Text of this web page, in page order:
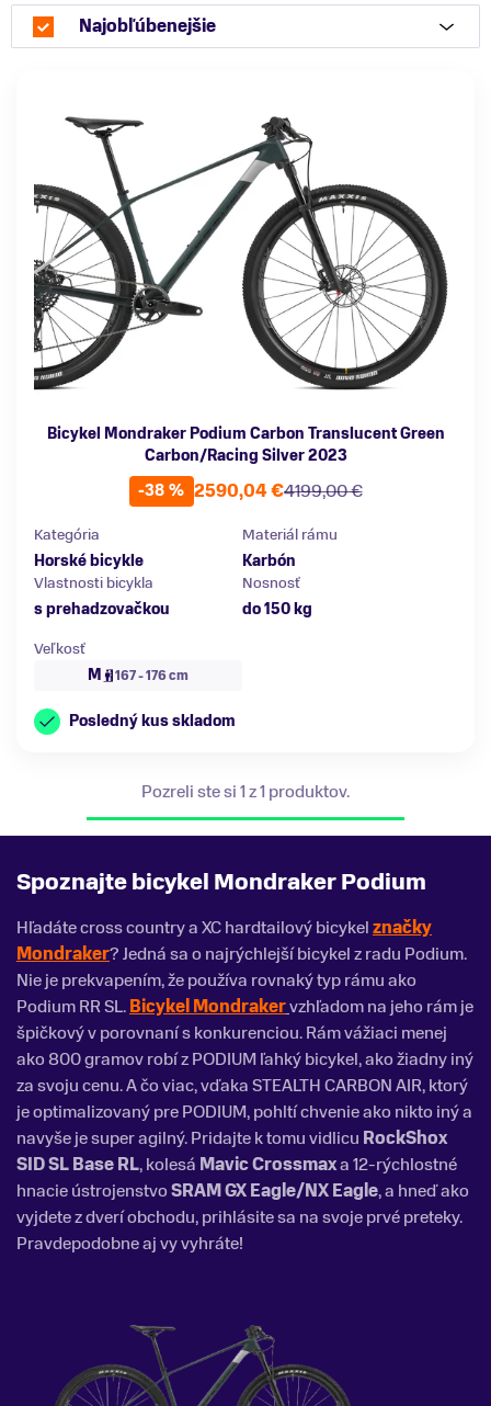
Najobľúbenejšie
Bicykel Mondraker Podium Carbon Translucent Green
Carbon/Racing Silver 2023
-38 %
4199,00 €
2590,04 €
Kategória
Horské bicykle
Materiál rámu
Karbón
Vlastnosti bicykla
s prehadzovačkou
Nosnosť
do 150 kg
Veľkosť
M
167 - 176 cm
Posledný kus skladom
Pozreli ste si 1 z 1 produktov.
Spoznajte bicykel Mondraker Podium
Hľadáte cross country a XC hardtailový bicykelznačky
Mondraker? Jedná sa o najrýchlejší bicykel z radu Podium.
Nie je prekvapením, že používa rovnaký typ rámu ako
Podium RR SL.Bicykel Mondrakervzhľadom na jeho rám je
špičkový v porovnaní s konkurenciou. Rám vážiaci menej
ako 800 gramov robí z PODIUM ľahký bicykel, ako žiadny iný
za svoju cenu. A čo viac, vďaka STEALTH CARBON AIR, ktorý
je optimalizovaný pre PODIUM, pohltí chvenie ako nikto iný a
navyše je super agilný. Pridajte k tomu vidlicu RockShox
SID SL Base RL, kolesá Mavic Crossmaxa 12-rýchlostné
hnacie ústrojenstvoSRAM GX Eagle/NX Eagle, a hneď ako
vyjdete z dverí obchodu, prihlásite sa na svoje prvé preteky.
Pravdepodobne aj vy vyhráte!